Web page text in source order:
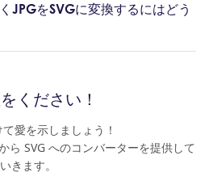
JPGをSVGに変換するにはどう
ください！
愛を示しましょう！
ら SVG へのコンバーターを提供して
いきます。